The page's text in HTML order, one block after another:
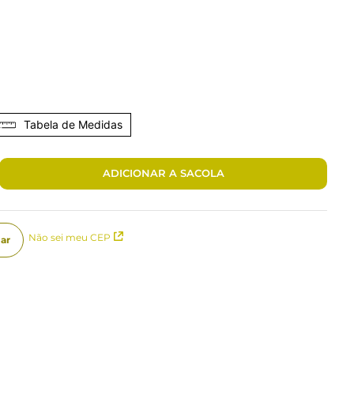
Tabela de Medidas
ADICIONAR A SACOLA
Não sei meu CEP